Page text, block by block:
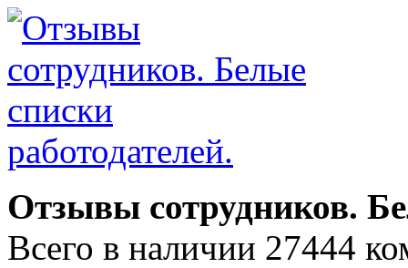
Отзывы сотрудников.
Всего в наличии 27444